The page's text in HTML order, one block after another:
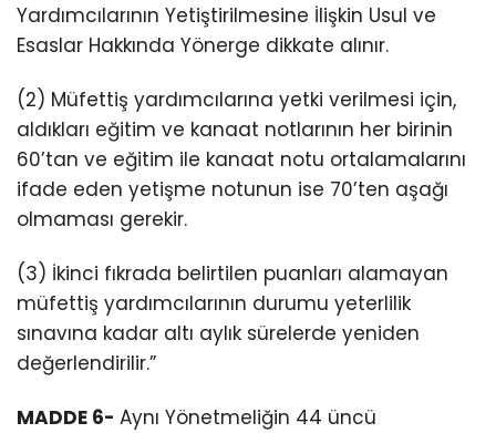
Yardımcılarının Yetiştirilmesine İlişkin Usul ve
Esaslar Hakkında Yönerge dikkate alınır.
(2) Müfettiş yardımcılarına yetki verilmesi için,
aldıkları eğitim ve kanaat notlarının her birinin
60’tan ve eğitim ile kanaat notu ortalamalarını
ifade eden yetişme notunun ise 70’ten aşağı
olmaması gerekir.
(3) İkinci fıkrada belirtilen puanları alamayan
müfettiş yardımcılarının durumu yeterlilik
sınavına kadar altı aylık sürelerde yeniden
değerlendirilir.”
MADDE 6- Aynı Yönetmeliğin 44 üncü